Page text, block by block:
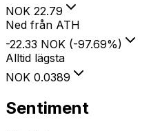
NOK 22.79
Ned från ATH
-22.33 NOK (-97.69%)
Alltid lägsta
NOK 0.0389
Sentiment